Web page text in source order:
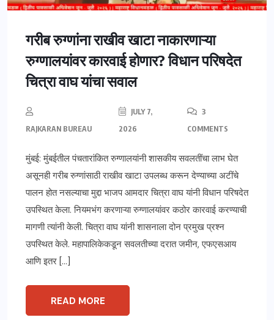
गरीब रुग्णांना राखीव खाटा नाकारणाऱ्या
रुग्णालयांवर कारवाई होणार? विधान परिषदेत
चित्रा वाघ यांचा सवाल
RAJKARAN BUREAU
JULY 7,
2026
3
COMMENTS
मुंबई: मुंबईतील पंचतारांकित रुग्णालयांनी शासकीय सवलतींचा लाभ घेत
असूनही गरीब रुग्णांसाठी राखीव खाटा उपलब्ध करून देण्याच्या अटींचे
पालन होत नसल्याचा मुद्दा भाजप आमदार चित्रा वाघ यांनी विधान परिषदेत
उपस्थित केला. नियमभंग करणाऱ्या रुग्णालयांवर कठोर कारवाई करण्याची
मागणी त्यांनी केली. चित्रा वाघ यांनी शासनाला दोन प्रमुख प्रश्न
उपस्थित केले. महापालिकेकडून सवलतीच्या दरात जमीन, एफएसआय
आणि इतर […]
READ MORE